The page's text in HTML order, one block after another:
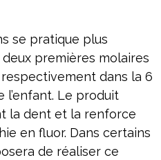
se pratique plus
premières molaires
dans la 6
l’enfant. Le produit
la dent et la renforce
en fluor. Dans certains
de réaliser ce